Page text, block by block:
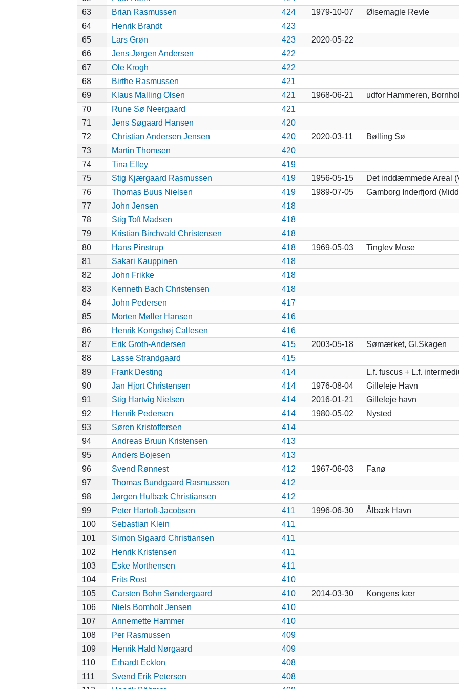
63
Brian Rasmussen 424 1979-10-07
Ølsemagle Revle
64
Henrik Brandt
423
65
Lars Grøn 423
2020-05-22
66
Jens Jørgen Andersen
422
67
Ole Krogh
422
68
Birthe Rasmussen
421
69
Klaus Malling Olsen 421 1968-06-21
udfor Hammeren,
70
Rune Sø Neergaard
421
71
Jens Søgaard Hansen
420
72
Christian Andersen Jensen 420 2020-03-11
Bølling Sø
73
Martin Thomsen
420
74
Tina Elley
419
75
Stig Kjærgaard Rasmussen 419 1956-05-15
Det inddæmmede Areal
76
Thomas Buus Nielsen 419 1989-07-05
Gamborg Inderfjord
77
John Jensen
418
78
Stig Toft Madsen
418
79
Kristian Birchvald Christensen
418
80
Hans Pinstrup 418 1969-05-03
Tinglev Mose
81
Sakari Kauppinen
418
82
John Frikke
418
83
Kenneth Bach Christensen
418
84
John Pedersen
417
85
Morten Møller Hansen
416
86
Henrik Kongshøj Callesen
416
87
Erik Groth-Andersen 415 2003-05-18
Sømærket, Gl.Skagen
88
Lasse Strandgaard
415
89
Frank Desting 414
L.f. fuscus + L.f.
90
Jan Hjort Christensen 414 1976-08-04
Gilleleje Havn
91
Stig Hartvig Nielsen 414 2016-01-21
Gilleleje havn
92
Henrik Pedersen 414 1980-05-02
Nysted
93
Søren Kristoffersen
414
94
Andreas Bruun Kristensen
413
95
Anders Bojesen
413
96
Svend Rønnest 412 1967-06-03
Fanø
97
Thomas Bundgaard Rasmussen
412
98
Jørgen Hulbæk Christiansen
412
99
Peter Hartoft-Jacobsen 411 1996-06-30
Ålbæk Havn
100
Sebastian Klein
411
101
Simon Sigaard Christiansen
411
102
Henrik Kristensen
411
103
Eske Morthensen
411
104
Frits Rost
410
105
Carsten Bohn Søndergaard 410 2014-03-30
Kongens kær
106
Niels Bomholt Jensen
410
107
Annemette Hammer
410
108
Per Rasmussen
409
109
Henrik Hald Nørgaard
409
110
Erhardt Ecklon
408
111
Svend Erik Petersen
408